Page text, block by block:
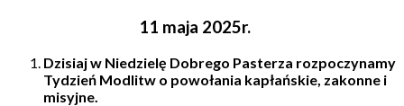
11 maja 2025r.
Dzisiaj w Niedzielę Dobrego Pasterza rozpoczynamy
Tydzień Modlitw o powołania kapłańskie, zakonne i
misyjne.